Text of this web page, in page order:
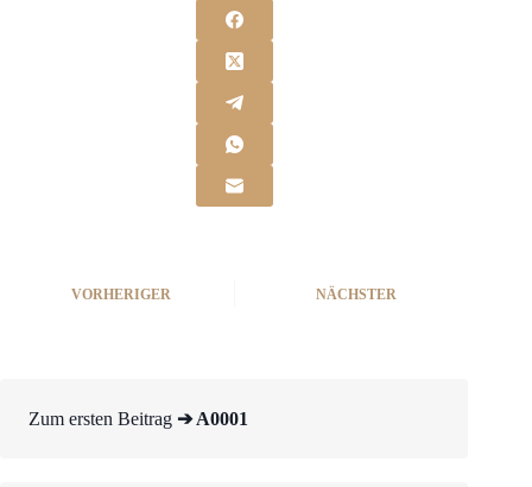
VORHERIGER NÄCHSTER
Zum ersten Beitrag ➔ A0001